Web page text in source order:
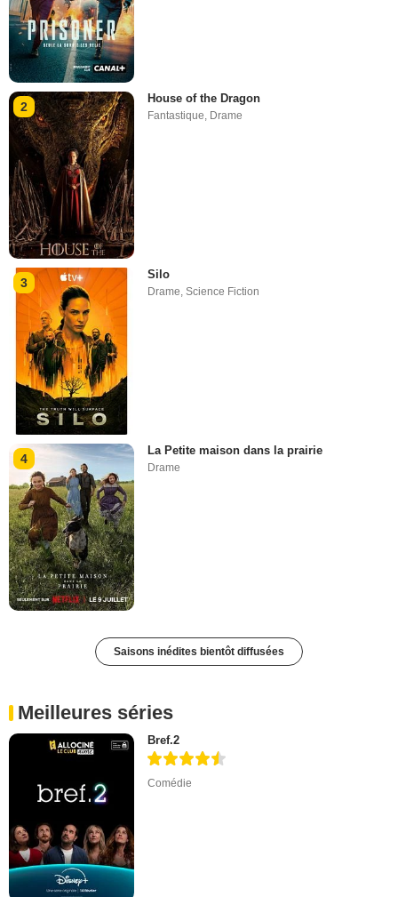
2
House of the Dragon
Fantastique Drame
3
Silo
Drame,Science Fiction
4
La Petite maison dans la prairie
Drame
Saisons inédites bientôt diffusées
Meilleures séries
Bref.2
Comédie